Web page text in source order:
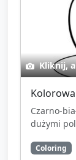
Kliknij,
Czarno-
dużymi
Coloring